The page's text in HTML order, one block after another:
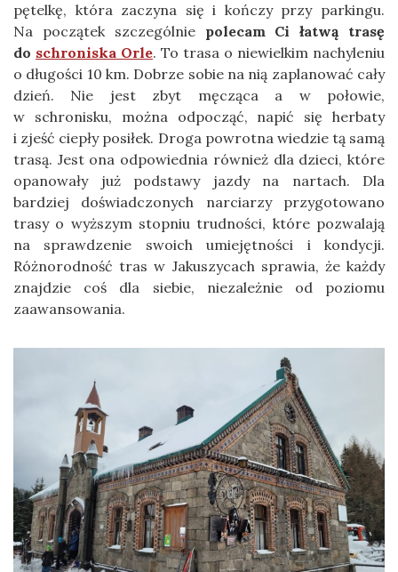
pętelkę, która zaczyna się i kończy przy parkingu.
Na początek szczególnie polecam Ci łatwą trasę
do schroniska Orle. To trasa o niewielkim nachyleniu
o długości 10 km. Dobrze sobie na nią zaplanować cały
dzień. Nie jest zbyt męcząca a w połowie,
w schronisku, można odpocząć, napić się herbaty
i zjeść ciepły posiłek. Droga powrotna wiedzie tą samą
trasą. Jest ona odpowiednia również dla dzieci, które
opanowały już podstawy jazdy na nartach. Dla
bardziej doświadczonych narciarzy przygotowano
trasy o wyższym stopniu trudności, które pozwalają
na sprawdzenie swoich umiejętności i kondycji.
Różnorodność tras w Jakuszycach sprawia, że każdy
znajdzie coś dla siebie, niezależnie od poziomu
zaawansowania.